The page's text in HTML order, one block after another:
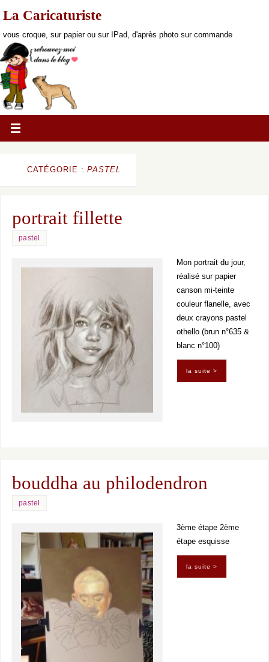
La Caricaturiste
vous croque, sur papier ou sur IPad, d'après photo sur commande
CATÉGORIE : PASTEL
portrait fillette
pastel
Mon portrait du jour,
réalisé sur papier
canson mi-teinte
couleur flanelle, avec
deux crayons pastel
othello (brun n°635 &
blanc n°100)
la suite >
bouddha au philodendron
pastel
3ème étape 2ème
étape esquisse
la suite >